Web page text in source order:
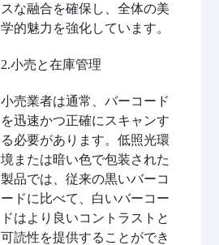
スな融合を確保し、全体の美
学的魅力を強化しています。
2.小売と在庫管理
小売業者は通常、バーコード
を迅速かつ正確にスキャンす
る必要があります。低照光環
境または暗い色で包装された
製品では、従来の黒いバーコ
ードに比べて、白いバーコー
ドはより良いコントラストと
可読性を提供することができ